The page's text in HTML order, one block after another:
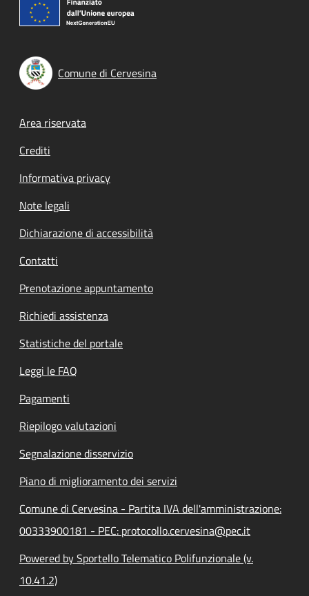
Comune di Cervesina
Footer menu
Area riservata
Crediti
Informativa privacy
Note legali
Dichiarazione di accessibilità
Contatti
Prenotazione appuntamento
Richiedi assistenza
Statistiche del portale
Leggi le FAQ
Pagamenti
Riepilogo valutazioni
Segnalazione disservizio
Piano di miglioramento dei servizi
Comune di Cervesina - Partita IVA dell'amministrazione:
00333900181 - PEC: protocollo.cervesina@pec.it
Powered by Sportello Telematico Polifunzionale (v.
10.41.2)